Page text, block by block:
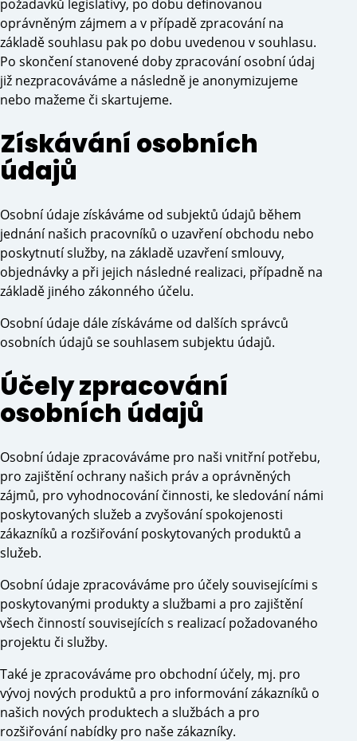
požadavků legislativy, po dobu definovanou
oprávněným zájmem a v případě zpracování na
základě souhlasu pak po dobu uvedenou v souhlasu.
Po skončení stanovené doby zpracování osobní údaj
již nezpracováváme a následně je anonymizujeme
nebo mažeme či skartujeme.
Získávání osobních
údajů
Osobní údaje získáváme od subjektů údajů během
jednání našich pracovníků o uzavření obchodu nebo
poskytnutí služby, na základě uzavření smlouvy,
objednávky a při jejich následné realizaci, případně na
základě jiného zákonného účelu.
Osobní údaje dále získáváme od dalších správců
osobních údajů se souhlasem subjektu údajů.
Účely zpracování
osobních údajů
Osobní údaje zpracováváme pro naši vnitřní potřebu,
pro zajištění ochrany našich práv a oprávněných
zájmů, pro vyhodnocování činnosti, ke sledování námi
poskytovaných služeb a zvyšování spokojenosti
zákazníků a rozšiřování poskytovaných produktů a
služeb.
Osobní údaje zpracováváme pro účely souvisejícími s
poskytovanými produkty a službami a pro zajištění
všech činností souvisejících s realizací požadovaného
projektu či služby.
Také je zpracováváme pro obchodní účely, mj. pro
vývoj nových produktů a pro informování zákazníků o
našich nových produktech a službách a pro
rozšiřování nabídky pro naše zákazníky.